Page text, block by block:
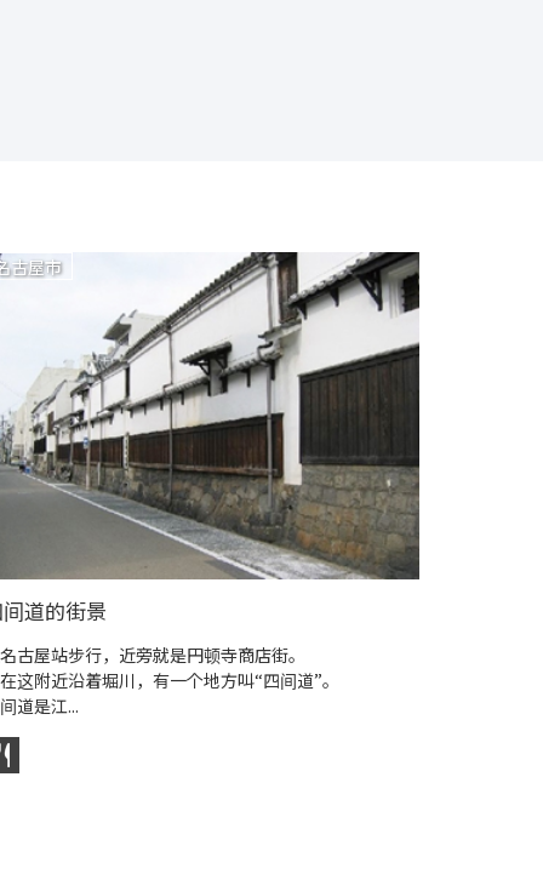
古屋市
道的街景
古屋站步行，近旁就是円顿寺商店街。
这附近沿着堀川，有一个地方叫“四间道”。
道是江...